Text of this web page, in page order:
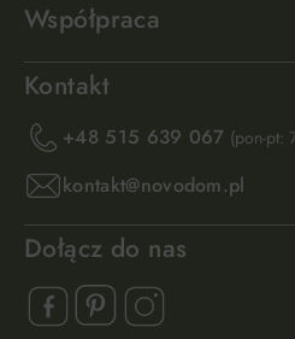
Współpraca
Kontakt
+48 515 639 067 (pon-pt:
kontakt@novodom.pl
Dołącz do nas